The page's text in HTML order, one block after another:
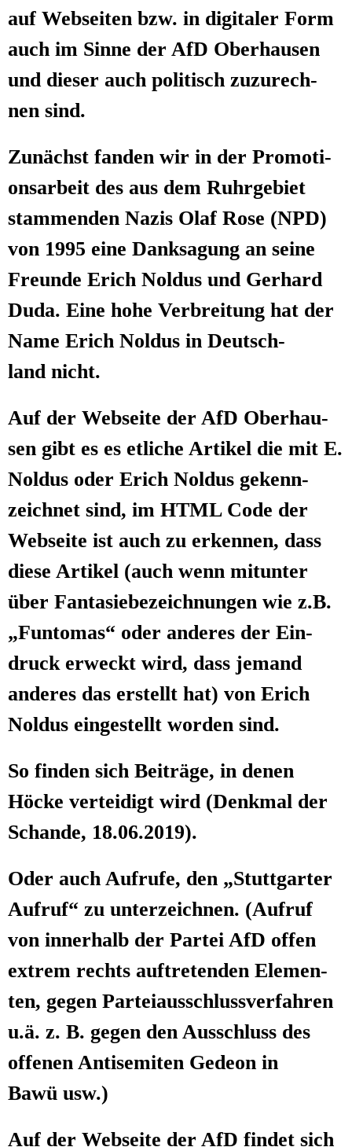
auf Web­sei­ten bzw. in digi­ta­ler Form
auch im Sin­ne der AfD Ober­hau­sen
und die­ser auch poli­tisch zuzu­rech­
nen sind.
Zunächst fan­den wir in der Pro­mo­ti­
ons­ar­beit des aus dem Ruhr­ge­biet
stam­men­den Nazis Olaf Rose (NPD)
von 1995 eine Dank­sa­gung an sei­ne
Freun­de Erich Nol­dus und Ger­hard
Duda. Eine hohe Ver­brei­tung hat der
Name Erich Nol­dus in Deutsch­
land nicht.
Auf der Web­sei­te der AfD Ober­hau­
sen gibt es es etli­che Arti­kel die mit E.
Nol­dus oder Erich Nol­dus gekenn­
zeich­net sind, im HTML Code der
Web­sei­te ist auch zu erken­nen, dass
die­se Arti­kel (auch wenn mit­un­ter
über Fan­ta­sie­be­zeich­nun­gen wie z.B.
„Fun­to­mas“ oder ande­res der Ein­
druck erweckt wird, dass jemand
ande­res das erstellt hat) von Erich
Nol­dus ein­ge­stellt wor­den sind.
So fin­den sich Bei­trä­ge, in denen
Höcke ver­tei­digt wird (Denk­mal der
Schan­de, 18.06.2019).
Oder auch Auf­ru­fe, den „Stutt­gar­ter
Auf­ruf“ zu unter­zeich­nen. (Auf­ruf
von inner­halb der Par­tei AfD offen
extrem rechts auf­tre­ten­den Ele­men­
ten, gegen Par­tei­aus­schluss­ver­fah­ren
u.ä. z. B. gegen den Aus­schluss des
offe­nen Anti­se­mi­ten Gede­on in
Bawü usw.)
Auf der Web­sei­te der AfD fin­det sich